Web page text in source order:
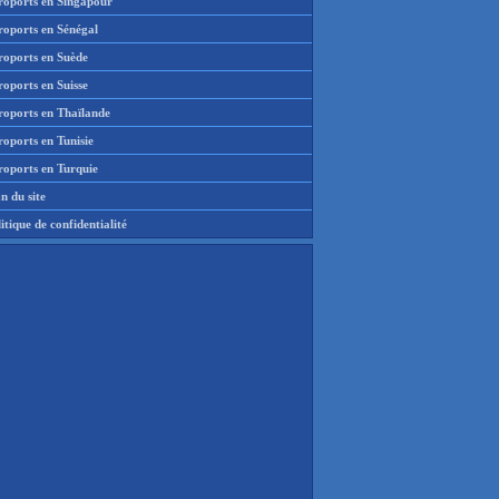
en Sénégal
en Suède
en Suisse
en Thaïlande
en Tunisie
en Turquie
du site
de confidentialité